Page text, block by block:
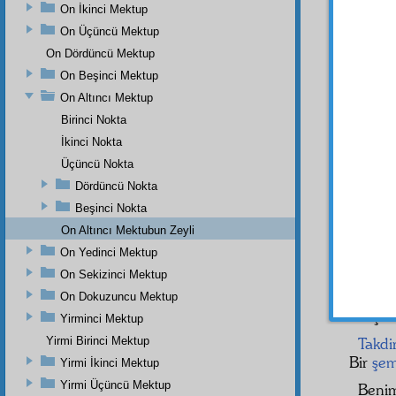
sizin
Bir
On İkinci Mektup
On Üçüncü Mektup
On Dördüncü Mektup
On Beşinci Mektup
On Altıncı Mektup
Birinci Nokta
İkinci Nokta
Üçüncü Nokta
Dördüncü Nokta
Beşinci Nokta
On Altıncı Mektubun Zeyli
On Yedinci Mektup
On Sekizinci Mektup
On Dokuzuncu Mektup
Yirminci Mektup
Yirmi Birinci Mektup
Yirmi İkinci Mektup
Yirmi Üçüncü Mektup